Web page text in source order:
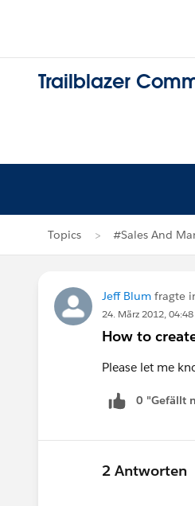
Trailblazer
Topics #Sales And
Jeff Blum fragte
24. März 2012, 04:48
How to
Please let me
0 "Gefällt
2 Antworten